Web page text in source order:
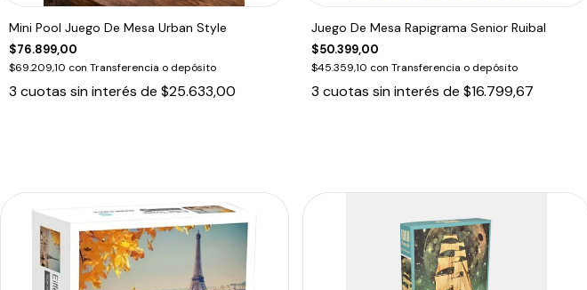
Mini Pool Juego De Mesa Urban Style
$76.899,00
$69.209,10 con Transferencia o depósito
3 cuotas sin interés de $25.633,00
Juego De Mesa Rapigrama Senior Ruibal
$50.399,00
$45.359,10 con Transferencia o depósito
3 cuotas sin interés de $16.799,67